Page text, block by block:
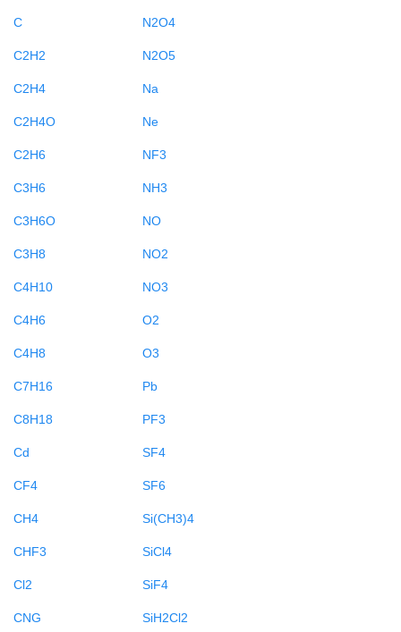
C
C2H2
C2H4
C2H4O
C2H6
C3H6
C3H6O
C3H8
C4H10
C4H6
C4H8
C7H16
C8H18
Cd
CF4
CH4
CHF3
Cl2
CNG
N2O4
N2O5
Na
Ne
NF3
NH3
NO
NO2
NO3
O2
O3
Pb
PF3
SF4
SF6
Si(CH3)4
SiCl4
SiF4
SiH2Cl2